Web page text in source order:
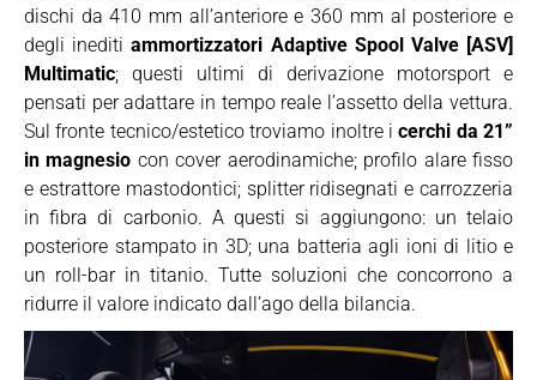
dischi da 410 mm all’anteriore e 360 mm al posteriore e
degli ineditiammortizzatori Adaptive Spool Valve [ASV]
Multimatic; questi ultimi di derivazione motorsport e
pensati per adattare in tempo reale l’assetto della vettura.
Sul fronte tecnico/estetico troviamo inoltre icerchi da 21”
in magnesio con cover aerodinamiche; profilo alare fisso
e estrattore mastodontici; splitter ridisegnati e carrozzeria
in fibra di carbonio. A questi si aggiungono: un telaio
posteriore stampato in 3D; una batteria agli ioni di litio e
un roll-bar in titanio. Tutte soluzioni che concorrono a
ridurre il valore indicato dall’ago della bilancia.